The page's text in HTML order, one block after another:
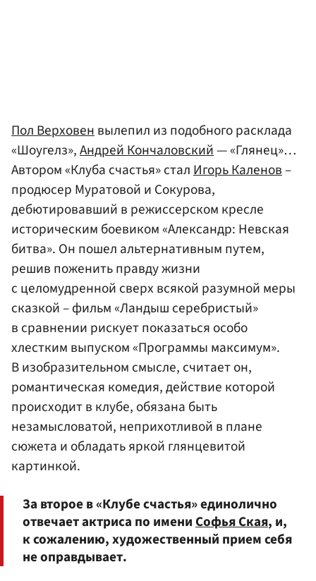
Пол Верховенвылепил из подобного расклада
«Шоугелз»,Андрей Кончаловский— «Глянец»…
Автором «Клуба счастья» сталИгорь Каленов–
продюсер Муратовой и Сокурова,
дебютировавший в режиссерском кресле
историческим боевиком «Александр: Невская
битва». Он пошел альтернативным путем,
решив поженить правду жизни
с целомудренной сверх всякой разумной меры
сказкой – фильм «Ландыш серебристый»
в сравнении рискует показаться особо
хлестким выпуском «Программы максимум».
В изобразительном смысле, считает он,
романтическая комедия, действие которой
происходит в клубе, обязана быть
незамысловатой, неприхотливой в плане
сюжета и обладать яркой глянцевитой
картинкой.
За второе в «Клубе счастья» единолично
отвечает актриса по имениСофья Ская, и,
к сожалению, художественный прием себя
не оправдывает.